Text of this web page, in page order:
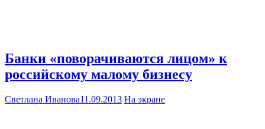
Банки «поворачиваются лицом» к
российскому малому бизнесу
Светлана Иванова11.09.2013 На экране